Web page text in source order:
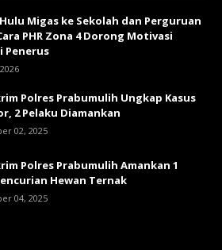
Migas ke Sekolah dan Perguruan
PHR Zona 4 Dorong Motivasi
Penerus
Polres Prabumulih Ungkap Kasus
2 Pelaku Diamankan
02, 2025
Polres Prabumulih Amankan 1
Hewan Ternak
04, 2025